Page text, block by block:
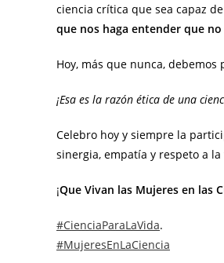
ciencia crítica que sea capaz
que nos haga entender que
​Hoy, más que nunca,
​¡Esa es la razón ética de una
​Celebro hoy y siempre la
sinergia, empatía y respeto a la
¡Que Vivan las Mujeres en las
#CienciaParaLaVida.
#MujeresEnLaCiencia